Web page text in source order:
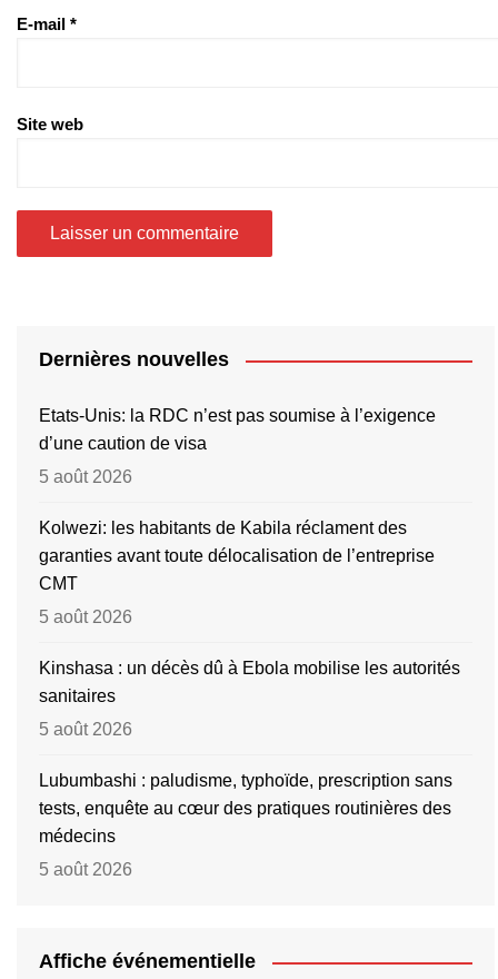
E-mail *
Site web
Dernières nouvelles
Etats-Unis: la RDC n’est pas soumise à l’exigence
d’une caution de visa
5 août 2026
Kolwezi: les habitants de Kabila réclament des
garanties avant toute délocalisation de l’entreprise
CMT
5 août 2026
Kinshasa : un décès dû à Ebola mobilise les autorités
sanitaires
5 août 2026
Lubumbashi : paludisme, typhoïde, prescription sans
tests, enquête au cœur des pratiques routinières des
médecins
5 août 2026
Affiche événementielle